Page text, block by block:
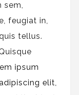
sem,
feugiat in,
tellus.
ipsum
elit,